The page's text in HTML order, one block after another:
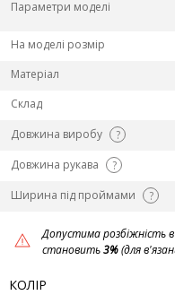
Параметри моделі
На моделі розмір
Матеріал
Склад
Довжина виробу
?
Довжина рукава
?
Ширина під проймами
?
Допустима розбіжність
становить3%(для
КОЛІР